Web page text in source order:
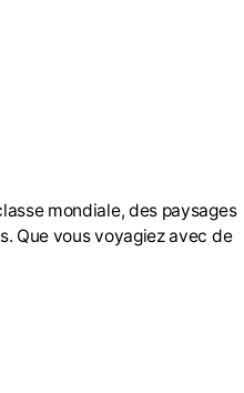
mondiale, des paysages
Que vous voyagiez avec de